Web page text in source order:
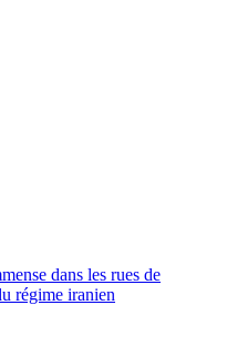
dans les rues de
régime iranien